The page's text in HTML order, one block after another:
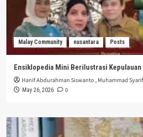
Malay Community nusantara Posts
Ensiklopedia Mini Berilustrasi Kepulauan
Hanif Abdurahman Siswanto ,Muhammad
May 26, 2026 0